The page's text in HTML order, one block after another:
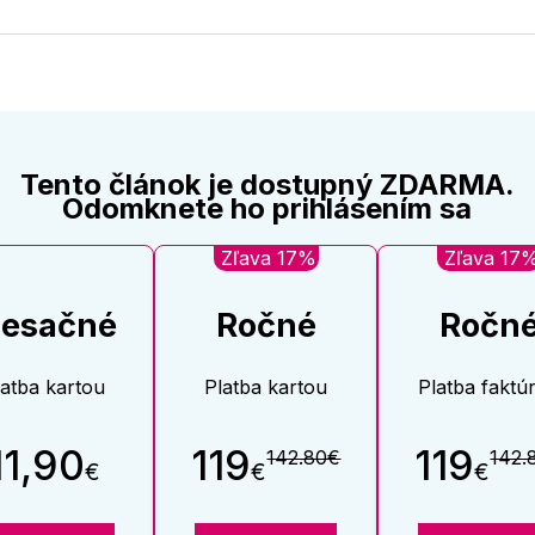
Twitter
Tento článok je dostupný ZDARMA.
Odomknete ho prihlásením sa
kartou
€
Zľava 17%
Ročné
Platba kartou
119€142.80€
Zľava
Platba
119€